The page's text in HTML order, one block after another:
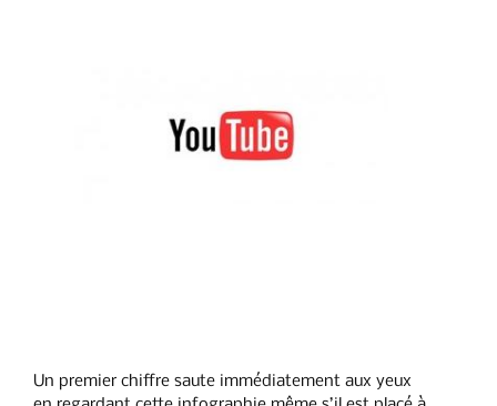
Un premier chiffre saute immédiatement aux yeux